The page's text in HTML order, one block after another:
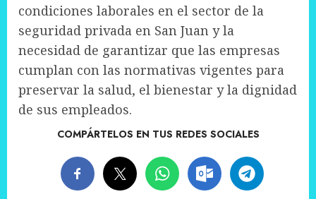
condiciones laborales en el sector de la
seguridad privada en San Juan y la
necesidad de garantizar que las empresas
cumplan con las normativas vigentes para
preservar la salud, el bienestar y la dignidad
de sus empleados.
COMPÁRTELOS EN TUS REDES SOCIALES